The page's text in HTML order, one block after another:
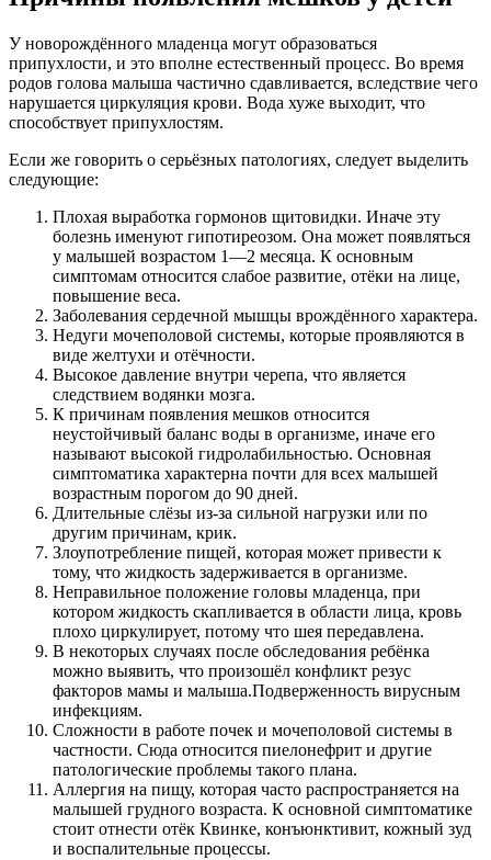
У новорождённого младенца могут образоваться
припухлости, и это вполне естественный процесс. Во время
родов голова малыша частично сдавливается, вследствие чего
нарушается циркуляция крови. Вода хуже выходит, что
способствует припухлостям.
Если же говорить о серьёзных патологиях, следует выделить
следующие:
Плохая выработка гормонов щитовидки. Иначе эту
болезнь именуют гипотиреозом. Она может появляться
у малышей возрастом 1—2 месяца. К основным
симптомам относится слабое развитие, отёки на лице,
повышение веса.
Заболевания сердечной мышцы врождённого характера.
Недуги мочеполовой системы, которые проявляются в
виде желтухи и отёчности.
Высокое давление внутри черепа, что является
следствием водянки мозга.
К причинам появления мешков относится
неустойчивый баланс воды в организме, иначе его
называют высокой гидролабильностью. Основная
симптоматика характерна почти для всех малышей
возрастным порогом до 90 дней.
Длительные слёзы из-за сильной нагрузки или по
другим причинам, крик.
Злоупотребление пищей, которая может привести к
тому, что жидкость задерживается в организме.
Неправильное положение головы младенца, при
котором жидкость скапливается в области лица, кровь
плохо циркулирует, потому что шея передавлена.
В некоторых случаях после обследования ребёнка
можно выявить, что произошёл конфликт резус
факторов мамы и малыша.Подверженность вирусным
инфекциям.
Сложности в работе почек и мочеполовой системы в
частности. Сюда относится пиелонефрит и другие
патологические проблемы такого плана.
Аллергия на пищу, которая часто распространяется на
малышей грудного возраста. К основной симптоматике
стоит отнести отёк Квинке, конъюнктивит, кожный зуд
и воспалительные процессы.